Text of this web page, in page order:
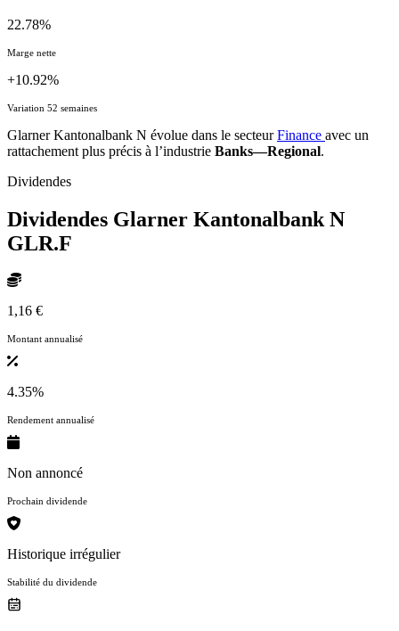
22.78%
Marge nette
+10.92%
Variation 52 semaines
Glarner Kantonalbank N évolue dans le secteurFinance avec un
rattachement plus précis à l’industrie Banks—Regional.
Dividendes
Dividendes Glarner Kantonalbank N
GLR.F
1,16 €
Montant annualisé
4.35%
Rendement annualisé
Non annoncé
Prochain dividende
Historique irrégulier
Stabilité du dividende